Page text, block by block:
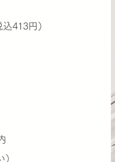
413円）